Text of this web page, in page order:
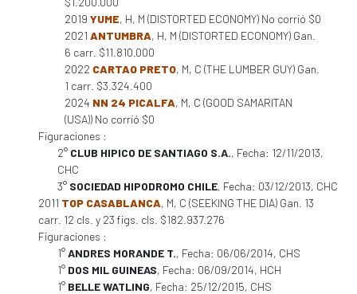
2019 YUME, H, M (DISTORTED ECONOMY) No corrió $0
2021 ANTUMBRA, H, M (DISTORTED ECONOMY) Gan.
6 carr. $11.810.000
2022 CARTAO PRETO, M, C (THE LUMBER GUY) Gan.
1 carr. $3.324.400
2024 NN 24 PICALFA, M, C (GOOD SAMARITAN
(USA)) No corrió $0
Figuraciones :
2° CLUB HIPICO DE SANTIAGO S.A., Fecha: 12/11/2013,
CHC
3° SOCIEDAD HIPODROMO CHILE, Fecha: 03/12/2013, CHC
2011 TOP CASABLANCA, M, C (SEEKING THE DIA) Gan. 13
carr. 12 cls. y 23 figs. cls. $182.937.276
Figuraciones :
1°ANDRES MORANDE T., Fecha: 06/06/2014, CHS
1° DOS MIL GUINEAS, Fecha: 06/09/2014, HCH
1° BELLE WATLING, Fecha: 25/12/2015, CHS